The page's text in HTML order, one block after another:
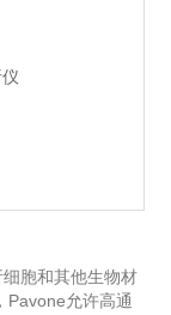
胞和其他生物材
Pavone允许高通